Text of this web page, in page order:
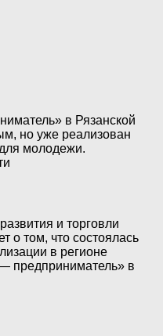
в Рязанской
но уже реализован
молодежи.
и торговли
о том, что состоялась
в регионе
предприниматель» в